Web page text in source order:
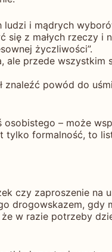
ludzi i mądrych
się z małych rzeczy
życzliwości”.
ale przede
powód do
– może
tylko formalność, to
czy zaproszenie
drogowskazem,
w razie potrzeby